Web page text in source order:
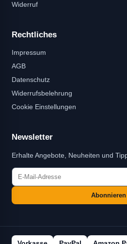
Widerruf
Rechtliches
Impressum
AGB
Datenschutz
Widerrufsbelehrung
Cookie Einstellungen
Newsletter
Erhalte Angebote, Neuheiten und
Abonnieren